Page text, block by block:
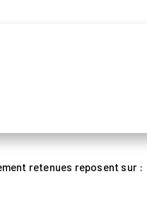
retenues reposent sur :